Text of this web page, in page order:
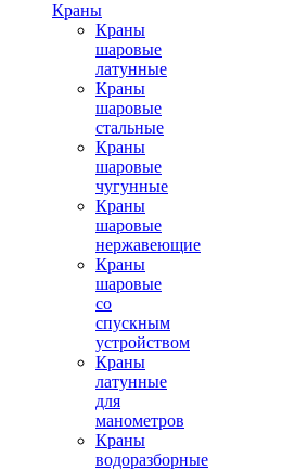
Краны
Краны
шаровые
латунные
Краны
шаровые
стальные
Краны
шаровые
чугунные
Краны
шаровые
нержавеющие
Краны
шаровые
со
спускным
устройством
Краны
латунные
для
манометров
Краны
водоразборные